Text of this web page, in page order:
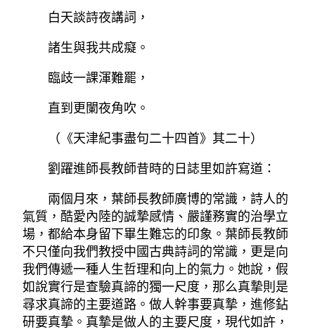
白天談詩夜講詞，
諸生與我共成癡。
臨歧一課渾難罷，
直到更闌夜角吹。
（《天津紀事盡句二十四首》其二十）
劉躍進師長教師昔時的日誌里如許寫道：
兩個月來，葉師長教師廣博的常識，詩人的
氣質，酷愛內陸的誠摯感情、嚴謹務實的治學立
場，都給本身留下畢生難忘的印象。葉師長教師
不只僅向我們教授中國古典詩詞的常識，更是向
我們傳遞一種人生哲理和向上的氣力。她說，假
如說實行是查驗真諦的獨一尺度，那么真摯則是
尋求真諦的主要道路。做人幹事要真摯，進修鉆
研要真摯。真摯是做人的主要尺度，現代如許，